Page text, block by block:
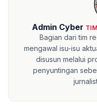
Admin Cyber
Bagian dari tim
mengawal isu-isu
disusun melalui
penyuntingan